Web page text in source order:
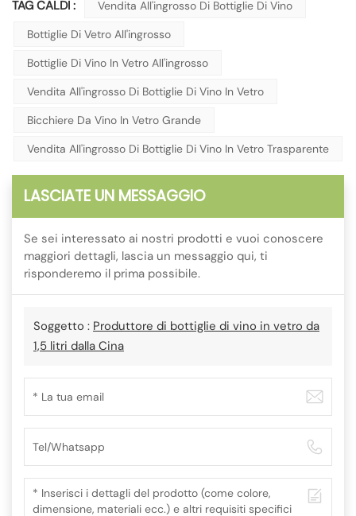
TAG CALDI :
Vendita All'ingrosso Di Bottiglie Di Vino
Bottiglie Di Vetro All'ingrosso
Bottiglie Di Vino In Vetro All'ingrosso
Vendita All'ingrosso Di Bottiglie Di Vino In Vetro
Bicchiere Da Vino In Vetro Grande
Vendita All'ingrosso Di Bottiglie Di Vino In Vetro Trasparente
LASCIATE UN MESSAGGIO
Se sei interessato ai nostri prodotti e vuoi conoscere
maggiori dettagli, lascia un messaggio qui, ti
risponderemo il prima possibile.
Soggetto : Produttore di bottiglie di vino in vetro da
1,5 litri dalla Cina